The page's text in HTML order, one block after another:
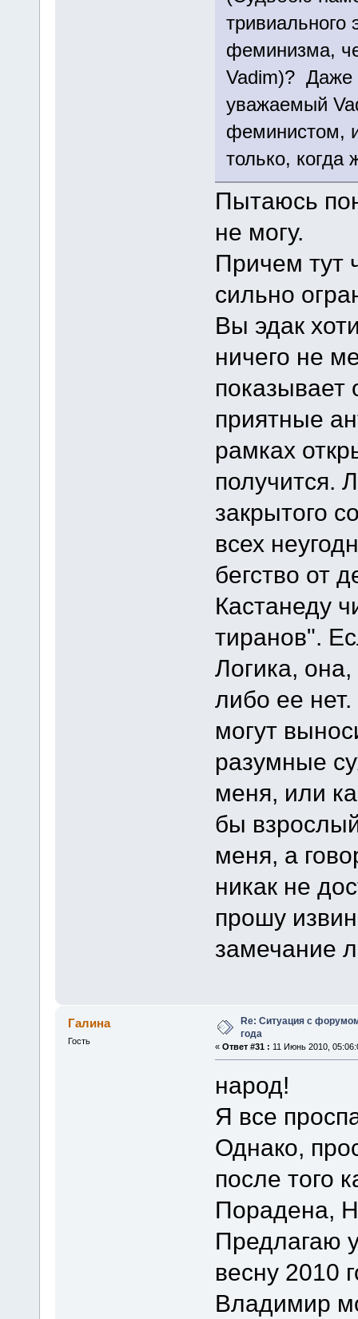
тривиального
феминизма,
Vadim)? Даже
уважаемый
феминистом,
только, когда
Пытаюсь
не могу.
Причем тут
сильно
Вы эдак
ничего не
показывает
приятные
рамках
получится.
закрытого
всех
бегство от
Кастанеду
тиранов".
Логика,
либо ее
могут
разумные
меня, или
бы
меня, а
никак не
прошу
замечание
Галина
Гость
Re: Ситуация с
года
« Ответ #31 : 11 Июнь 2010,
народ!
Я все
Однако,
после того
Порадена,
Предлагаю
весну 2010
Владимир